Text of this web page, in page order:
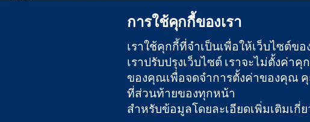
The Cochrane Collaboration เป็นองค์กรการกุศล (เลขที่ 1045921) และบริ
สงวนลิขสิทธิ์ © 2026 The Cochrane Collaboration
การใช้คุกกี้ของเรา
เราใช้คุกกี้ที่จำเป็นเพื่อให้เว็บไซต์ข
เราปรับปรุงเว็บไซต์ เราจะไม่ตั้งค่
ของคุณเพื่อจดจำการตั้งค่าของคุณ
ที่ส่วนท้ายของทุกหน้า
สำหรับข้อมูลโดยละเอียดเพิ่มเติมเกี่